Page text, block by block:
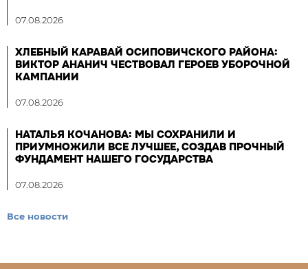
07.08.2026
ХЛЕБНЫЙ КАРАВАЙ ОСИПОВИЧСКОГО РАЙОНА:
ВИКТОР АНАНИЧ ЧЕСТВОВАЛ ГЕРОЕВ УБОРОЧНОЙ
КАМПАНИИ
07.08.2026
НАТАЛЬЯ КОЧАНОВА: МЫ СОХРАНИЛИ И
ПРИУМНОЖИЛИ ВСЕ ЛУЧШЕЕ, СОЗДАВ ПРОЧНЫЙ
ФУНДАМЕНТ НАШЕГО ГОСУДАРСТВА
07.08.2026
Все новости